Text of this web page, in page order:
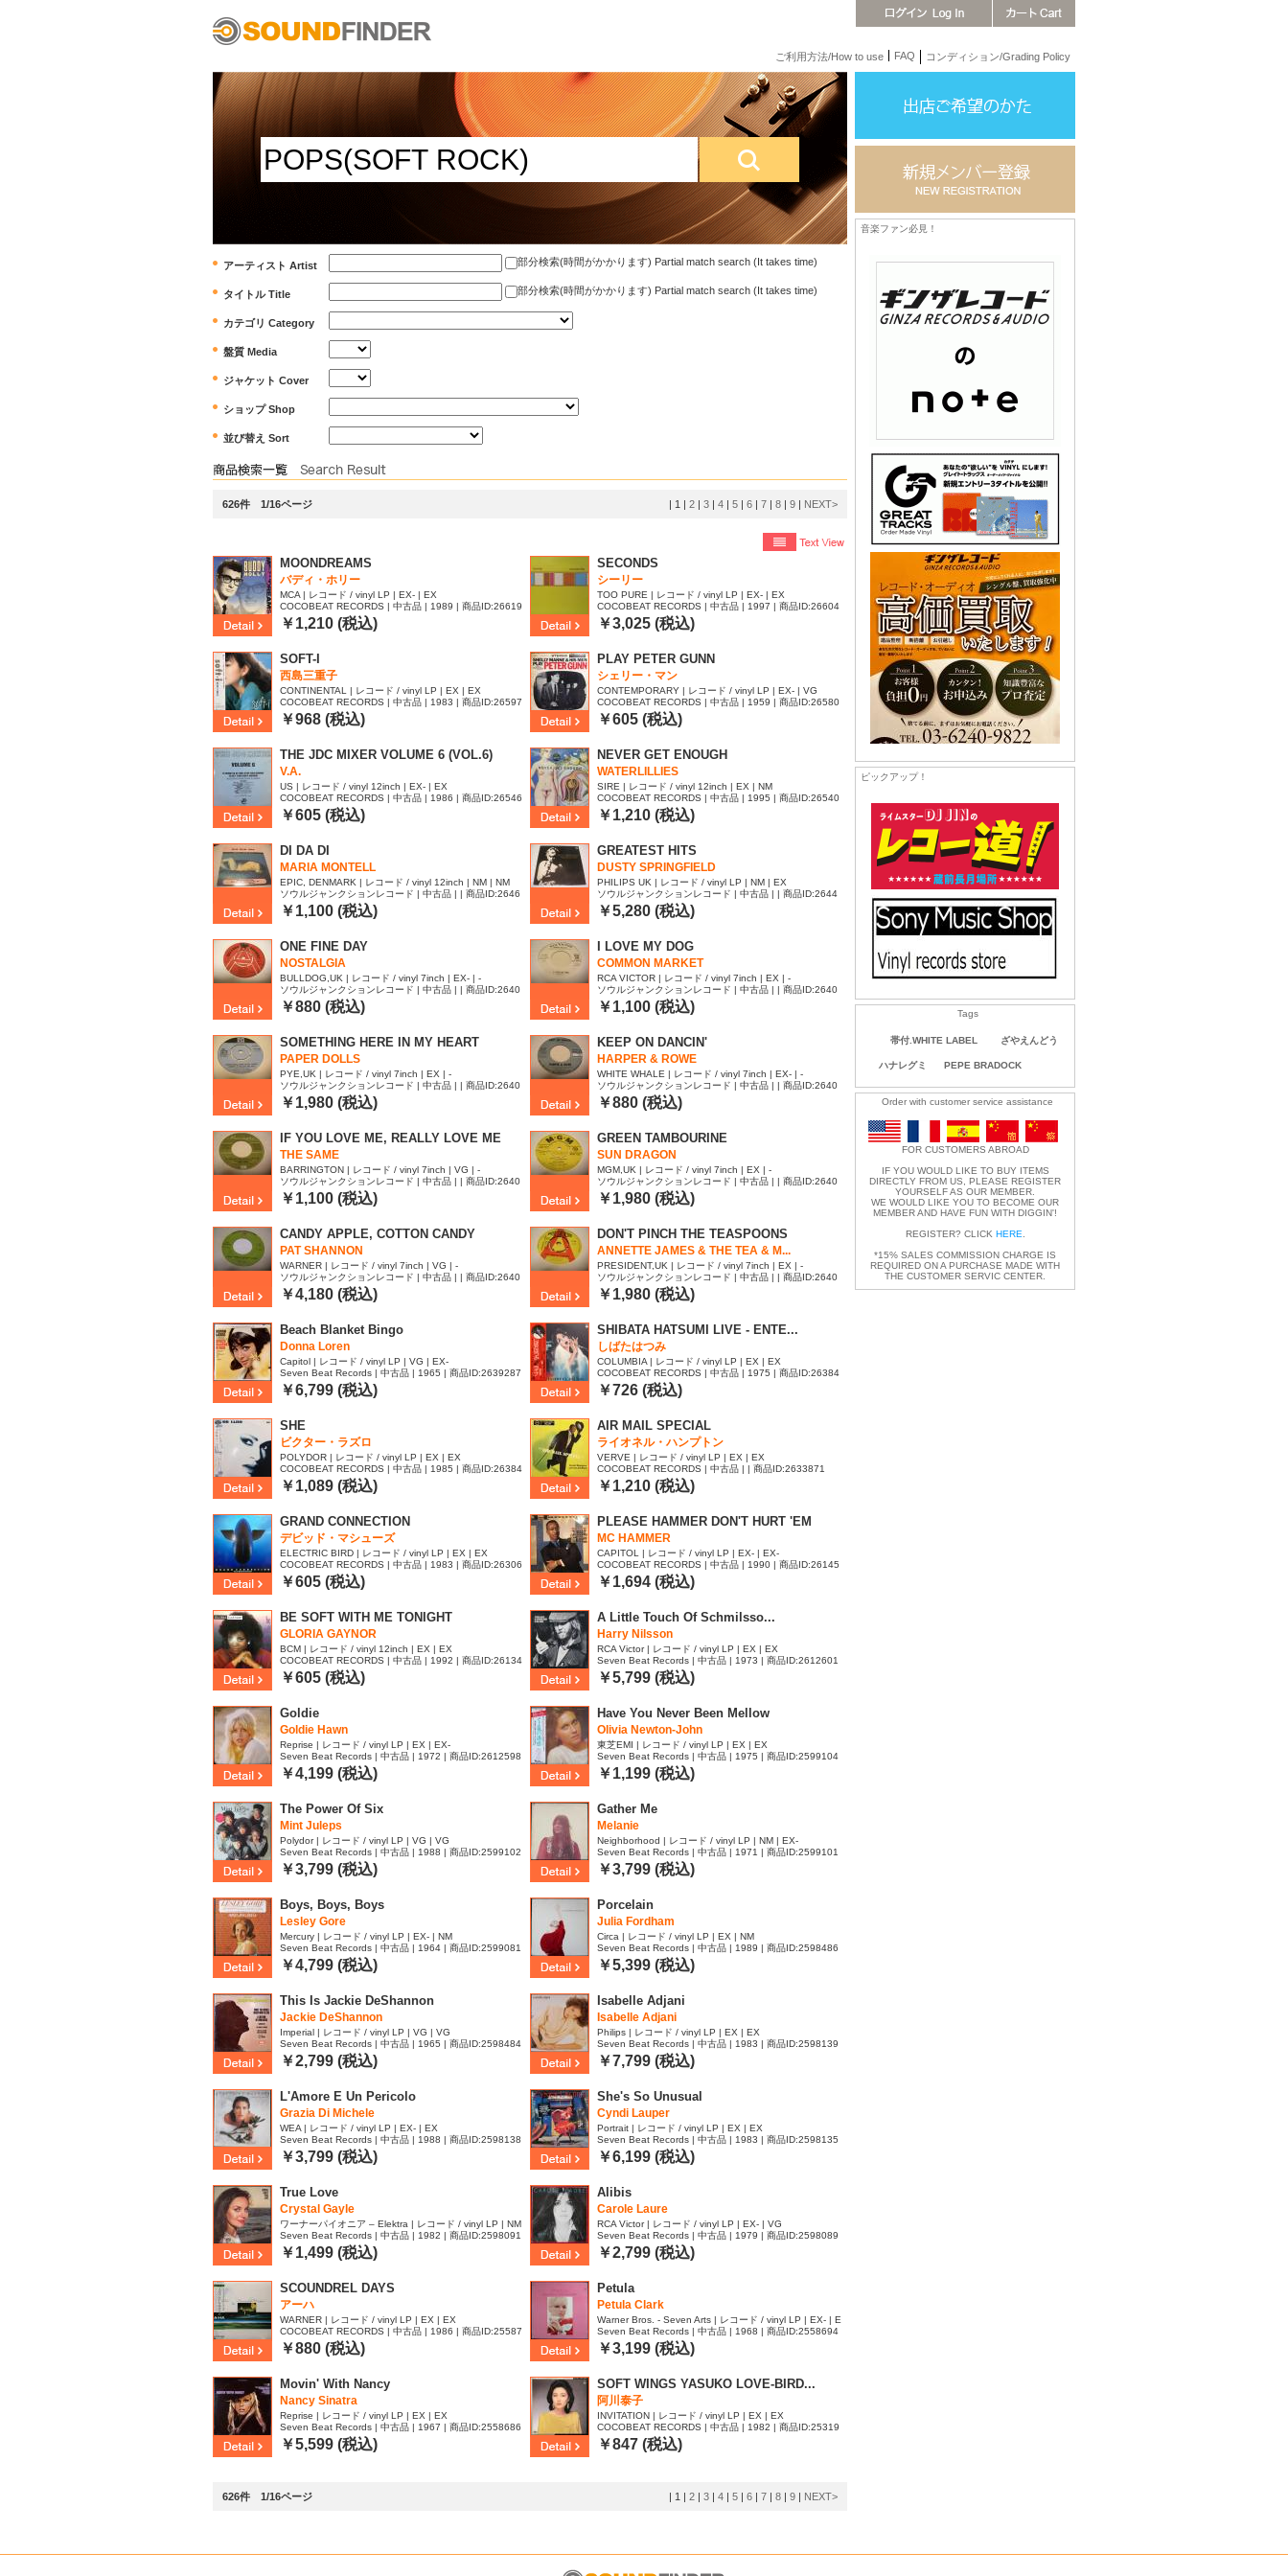
ご利用方法/How to use FAQ コンディション/Grading Policy
アーティスト Artist 部分検索(時間がかかります) Partial match search (It takes time)
タイトル Title 部分検索(時間がかかります) Partial match search (It takes time)
カテゴリ Category
盤質 Media
ジャケット Cover
ショップ Shop
並び替え Sort
626件 1/16ページ | 1 | 2 | 3 | 4 | 5 | 6 | 7 | 8 | 9 | NEXT>
MOONDREAMS
バディ・ホリー
MCA | レコード / vinyl LP | EX- | EX
COCOBEAT RECORDS | 中古品 | 1989 | 商品ID:26619
29
￥1,210 (税込)
SECONDS
シーリー
TOO PURE | レコード / vinyl LP | EX- | EX
COCOBEAT RECORDS | 中古品 | 1997 | 商品ID:26604
18
￥3,025 (税込)
SOFT-I
西島三重子
CONTINENTAL | レコード / vinyl LP | EX | EX
COCOBEAT RECORDS | 中古品 | 1983 | 商品ID:26597
35
￥968 (税込)
PLAY PETER GUNN
シェリー・マン
CONTEMPORARY | レコード / vinyl LP | EX- | VG
COCOBEAT RECORDS | 中古品 | 1959 | 商品ID:26580
76
￥605 (税込)
THE JDC MIXER VOLUME 6 (VOL.6)
V.A.
US | レコード / vinyl 12inch | EX- | EX
COCOBEAT RECORDS | 中古品 | 1986 | 商品ID:26546
59
￥605 (税込)
NEVER GET ENOUGH
WATERLILLIES
SIRE | レコード / vinyl 12inch | EX | NM
COCOBEAT RECORDS | 中古品 | 1995 | 商品ID:26540
10
￥1,210 (税込)
DI DA DI
MARIA MONTELL
EPIC, DENMARK | レコード / vinyl 12inch | NM | NM
ソウルジャンクションレコード | 中古品 | | 商品ID:2646
128
￥1,100 (税込)
GREATEST HITS
DUSTY SPRINGFIELD
PHILIPS UK | レコード / vinyl LP | NM | EX
ソウルジャンクションレコード | 中古品 | | 商品ID:2644
923
￥5,280 (税込)
ONE FINE DAY
NOSTALGIA
BULLDOG,UK | レコード / vinyl 7inch | EX- | -
ソウルジャンクションレコード | 中古品 | | 商品ID:2640
798
￥880 (税込)
I LOVE MY DOG
COMMON MARKET
RCA VICTOR | レコード / vinyl 7inch | EX | -
ソウルジャンクションレコード | 中古品 | | 商品ID:2640
794
￥1,100 (税込)
SOMETHING HERE IN MY HEART
PAPER DOLLS
PYE,UK | レコード / vinyl 7inch | EX | -
ソウルジャンクションレコード | 中古品 | | 商品ID:2640
793
￥1,980 (税込)
KEEP ON DANCIN'
HARPER & ROWE
WHITE WHALE | レコード / vinyl 7inch | EX- | -
ソウルジャンクションレコード | 中古品 | | 商品ID:2640
792
￥880 (税込)
IF YOU LOVE ME, REALLY LOVE ME
THE SAME
BARRINGTON | レコード / vinyl 7inch | VG | -
ソウルジャンクションレコード | 中古品 | | 商品ID:2640
791
￥1,100 (税込)
GREEN TAMBOURINE
SUN DRAGON
MGM,UK | レコード / vinyl 7inch | EX | -
ソウルジャンクションレコード | 中古品 | | 商品ID:2640
781
￥1,980 (税込)
CANDY APPLE, COTTON CANDY
PAT SHANNON
WARNER | レコード / vinyl 7inch | VG | -
ソウルジャンクションレコード | 中古品 | | 商品ID:2640
778
￥4,180 (税込)
DON'T PINCH THE TEASPOONS
ANNETTE JAMES & THE TEA & M...
PRESIDENT,UK | レコード / vinyl 7inch | EX | -
ソウルジャンクションレコード | 中古品 | | 商品ID:2640
777
￥1,980 (税込)
Beach Blanket Bingo
Donna Loren
Capitol | レコード / vinyl LP | VG | EX-
Seven Beat Records | 中古品 | 1965 | 商品ID:2639287
￥6,799 (税込)
SHIBATA HATSUMI LIVE - ENTE...
しばたはつみ
COLUMBIA | レコード / vinyl LP | EX | EX
COCOBEAT RECORDS | 中古品 | 1975 | 商品ID:26384
96
￥726 (税込)
SHE
ビクター・ラズロ
POLYDOR | レコード / vinyl LP | EX | EX
COCOBEAT RECORDS | 中古品 | 1985 | 商品ID:26384
92
￥1,089 (税込)
AIR MAIL SPECIAL
ライオネル・ハンプトン
VERVE | レコード / vinyl LP | EX | EX
COCOBEAT RECORDS | 中古品 | | 商品ID:2633871
￥1,210 (税込)
GRAND CONNECTION
デビッド・マシューズ
ELECTRIC BIRD | レコード / vinyl LP | EX | EX
COCOBEAT RECORDS | 中古品 | 1983 | 商品ID:26306
13
￥605 (税込)
PLEASE HAMMER DON'T HURT 'EM
MC HAMMER
CAPITOL | レコード / vinyl LP | EX- | EX-
COCOBEAT RECORDS | 中古品 | 1990 | 商品ID:26145
37
￥1,694 (税込)
BE SOFT WITH ME TONIGHT
GLORIA GAYNOR
BCM | レコード / vinyl 12inch | EX | EX
COCOBEAT RECORDS | 中古品 | 1992 | 商品ID:26134
49
￥605 (税込)
A Little Touch Of Schmilsso...
Harry Nilsson
RCA Victor | レコード / vinyl LP | EX | EX
Seven Beat Records | 中古品 | 1973 | 商品ID:2612601
￥5,799 (税込)
Goldie
Goldie Hawn
Reprise | レコード / vinyl LP | EX | EX-
Seven Beat Records | 中古品 | 1972 | 商品ID:2612598
￥4,199 (税込)
Have You Never Been Mellow
Olivia Newton-John
東芝EMI | レコード / vinyl LP | EX | EX
Seven Beat Records | 中古品 | 1975 | 商品ID:2599104
￥1,199 (税込)
The Power Of Six
Mint Juleps
Polydor | レコード / vinyl LP | VG | VG
Seven Beat Records | 中古品 | 1988 | 商品ID:2599102
￥3,799 (税込)
Gather Me
Melanie
Neighborhood | レコード / vinyl LP | NM | EX-
Seven Beat Records | 中古品 | 1971 | 商品ID:2599101
￥3,799 (税込)
Boys, Boys, Boys
Lesley Gore
Mercury | レコード / vinyl LP | EX- | NM
Seven Beat Records | 中古品 | 1964 | 商品ID:2599081
￥4,799 (税込)
Porcelain
Julia Fordham
Circa | レコード / vinyl LP | EX | NM
Seven Beat Records | 中古品 | 1989 | 商品ID:2598486
￥5,399 (税込)
This Is Jackie DeShannon
Jackie DeShannon
Imperial | レコード / vinyl LP | VG | VG
Seven Beat Records | 中古品 | 1965 | 商品ID:2598484
￥2,799 (税込)
Isabelle Adjani
Isabelle Adjani
Philips | レコード / vinyl LP | EX | EX
Seven Beat Records | 中古品 | 1983 | 商品ID:2598139
￥7,799 (税込)
L'Amore E Un Pericolo
Grazia Di Michele
WEA | レコード / vinyl LP | EX- | EX
Seven Beat Records | 中古品 | 1988 | 商品ID:2598138
￥3,799 (税込)
She's So Unusual
Cyndi Lauper
Portrait | レコード / vinyl LP | EX | EX
Seven Beat Records | 中古品 | 1983 | 商品ID:2598135
￥6,199 (税込)
True Love
Crystal Gayle
ワーナーパイオニア – Elektra | レコード / vinyl LP | NM
| NM
Seven Beat Records | 中古品 | 1982 | 商品ID:2598091
￥1,499 (税込)
Alibis
Carole Laure
RCA Victor | レコード / vinyl LP | EX- | VG
Seven Beat Records | 中古品 | 1979 | 商品ID:2598089
￥2,799 (税込)
SCOUNDREL DAYS
アーハ
WARNER | レコード / vinyl LP | EX | EX
COCOBEAT RECORDS | 中古品 | 1986 | 商品ID:25587
50
￥880 (税込)
Petula
Petula Clark
Warner Bros. - Seven Arts | レコード / vinyl LP | EX- | E
X
Seven Beat Records | 中古品 | 1968 | 商品ID:2558694
￥3,199 (税込)
Movin' With Nancy
Nancy Sinatra
Reprise | レコード / vinyl LP | EX | EX
Seven Beat Records | 中古品 | 1967 | 商品ID:2558686
￥5,599 (税込)
SOFT WINGS YASUKO LOVE-BIRD...
阿川泰子
INVITATION | レコード / vinyl LP | EX | EX
COCOBEAT RECORDS | 中古品 | 1982 | 商品ID:25319
75
￥847 (税込)
626件 1/16ページ | 1 | 2 | 3 | 4 | 5 | 6 | 7 | 8 | 9 | NEXT>
音楽ファン必見！
ピックアップ！
Tags
帯付.WHITE LABEL ざやえんどう
ハナレグミ PEPE BRADOCK
Order with customer service assistance
FOR CUSTOMERS ABROAD
IF YOU WOULD LIKE TO BUY ITEMS
DIRECTLY FROM US, PLEASE REGISTER
YOURSELF AS OUR MEMBER.
WE WOULD LIKE YOU TO BECOME OUR
MEMBER AND HAVE FUN WITH DIGGIN'!
REGISTER? CLICK HERE
*15% SALES COMMISSION CHARGE IS
REQUIRED ON A PURCHASE MADE WITH
THE CUSTOMER SERVIC CENTER.